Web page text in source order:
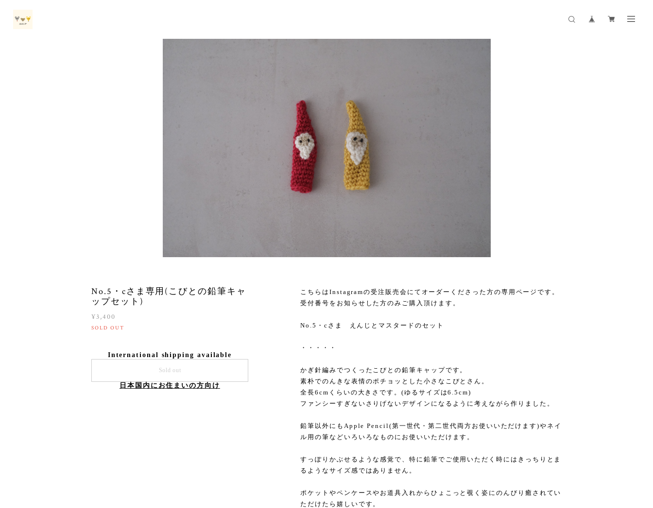
No.5・cさま専用(こびとの鉛筆キャ
ップセット)
¥3,400
SOLD OUT
International shipping available
Sold out
日本国内にお住まいの方向け
こちらはInstagramの受注販売会にてオーダーくださった方の専用ページです。
受付番号をお知らせした方のみご購入頂けます。
No.5・cさま えんじとマスタードのセット
・・・・・
かぎ針編みでつくったこびとの鉛筆キャップです。
素朴でのんきな表情のポチョッとした小さなこびとさん。
全長6cmくらいの大きさです。(ゆるサイズは6.5cm)
ファンシーすぎないさりげないデザインになるように考えながら作りました。
鉛筆以外にもApple Pencil(第一世代・第二世代両方お使いいただけます)やネイ
ル用の筆などいろいろなものにお使いいただけます。
すっぽりかぶせるような感覚で、特に鉛筆でご使用いただく時にはきっちりとま
るようなサイズ感ではありません。
ポケットやペンケースやお道具入れからひょこっと覗く姿にのんびり癒されてい
ただけたら嬉しいです。